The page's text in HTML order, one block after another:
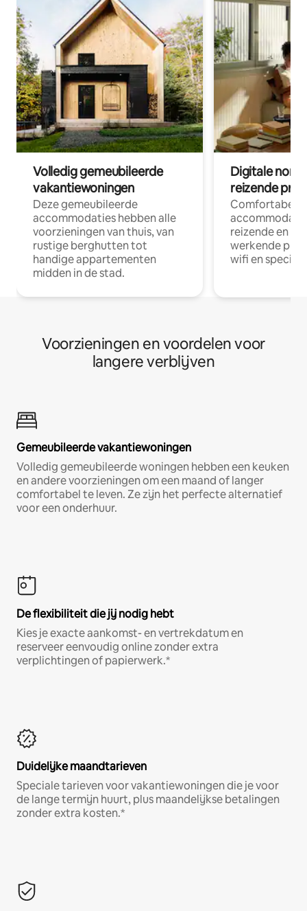
Volledig gemeubileerde
vakantiewoningen
Deze gemeubileerde
accommodaties hebben alle
voorzieningen van thuis, van
rustige berghutten tot
handige appartementen
midden in de stad.
Digitale
reizende
Comfortabele
reizende en
werkende
wifi en
Voorzieningen en voordelen voor
langere verblijven
Gemeubileerde vakantiewoningen
Volledig gemeubileerde woningen hebben een keuken
en andere voorzieningen om een maand of langer
comfortabel te leven. Ze zijn het perfecte alternatief
voor een onderhuur.
De flexibiliteit die jij nodig hebt
Kies je exacte aankomst- en vertrekdatum en
reserveer eenvoudig online zonder extra
verplichtingen of papierwerk.*
Duidelijke maandtarieven
Speciale tarieven voor vakantiewoningen die je voor
de lange termijn huurt, plus maandelijkse betalingen
zonder extra kosten.*